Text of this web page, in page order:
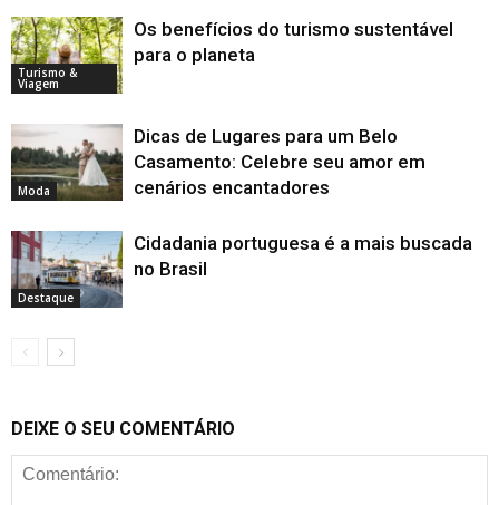
Turismo &
Viagem
Os benefícios do turismo sustentável
para o planeta
Moda
Dicas de Lugares para um Belo
Casamento: Celebre seu amor em
cenários encantadores
Destaque
Cidadania portuguesa é a mais buscada
no Brasil
DEIXE O SEU COMENTÁRIO